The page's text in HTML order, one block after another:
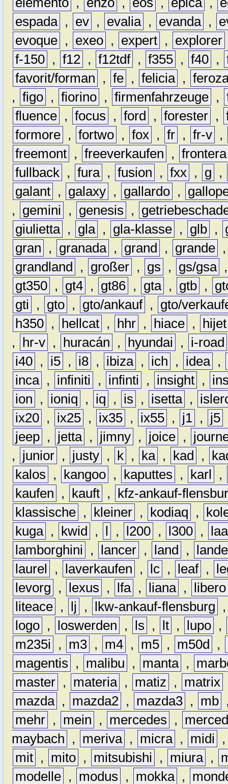
espada , ev , evalia , evanda ,
evoque , exeo , expert , explorer
f-150 , f12 , f12tdf , f355 , f40 ,
favorit/forman
, fe , felicia ,
, figo , fiorino , firmenfahrzeuge ,
fluence , focus , ford , forester ,
formore , fortwo , fox , fr , fr-v ,
freemont , freeverkaufen , frontera
fullback , fura , fusion , fxx , g
,
galant , galaxy , gallardo ,
,
gemini , genesis ,
giulietta , gla , gla-klasse , glb ,
gran
, granada , grand , grande
grandland
, großer , gs , gs/gsa
gt350 , gt4 , gt86 , gta , gtb ,
gti
, gto , gto/ankauf ,
gto/
h350 , hellcat , hhr , hiace ,
hijet
,
hr-v , huracán , hyundai ,
i-road
i40 , i5 , i8 , ibiza , ich , idea ,
inca , infiniti , infinti , insight ,
ion
, ioniq , iq , is , isetta ,
ix20 , ix25 , ix35 , ix55 , j1 , j5
jeep , jetta , jimny , joice ,
,
junior , justy , k , ka , kad ,
kalos
, kangoo , kaputtes , karl
,
kaufen
, kauft ,
kfz-ankauf-
klassische , kleiner , kodiaq ,
kuga , kwid , l , l200 , l300 ,
lamborghini
, lancer , land ,
laurel
, laverkaufen , lc , leaf ,
levorg
, lexus , lfa , liana ,
libero
liteace , lj , lkw-ankauf-flensburg
logo , loswerden , ls , lt , lupo ,
m235i
, m3 , m4 , m5 , m50d ,
magentis
, malibu , manta ,
master , materia , matiz , matrix
mazda , mazda2 , mazda3 , mb
mehr , mein , mercedes ,
maybach
, meriva , micra , midi
mit , mito , mitsubishi , miura ,
modelle , modus , mokka ,